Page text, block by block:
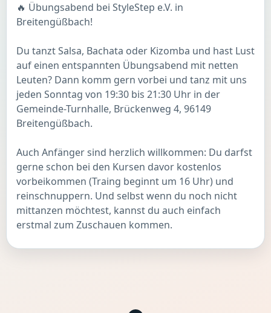
🔥 Übungsabend bei StyleStep e.V. in
Breitengüßbach!
Du tanzt Salsa, Bachata oder Kizomba und hast Lust
auf einen entspannten Übungsabend mit netten
Leuten? Dann komm gern vorbei und tanz mit uns
jeden Sonntag von 19:30 bis 21:30 Uhr in der
Gemeinde-Turnhalle, Brückenweg 4, 96149
Breitengüßbach.
Auch Anfänger sind herzlich willkommen: Du darfst
gerne schon bei den Kursen davor kostenlos
vorbeikommen (Traing beginnt um 16 Uhr) und
reinschnuppern. Und selbst wenn du noch nicht
mittanzen möchtest, kannst du auch einfach
erstmal zum Zuschauen kommen.